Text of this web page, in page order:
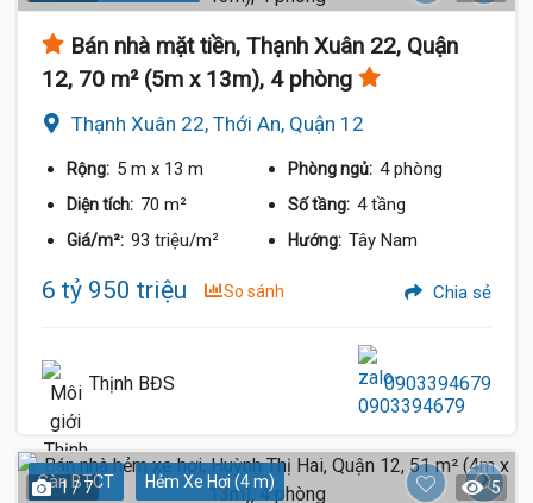
Bán nhà mặt tiền, Thạnh Xuân 22, Quận
12, 70 m² (5m x 13m), 4 phòng
Thạnh Xuân 22, Thới An, Quận 12
Rộng: 5 m x 13 m Phòng ngủ: 4 phòng
Diện tích: 70 m² Số tầng: 4 tầng
Giá/m²: 93 triệu/m² Hướng: Tây Nam
6 tỷ 950 triệu So sánh Chia sẻ
Thịnh BĐS 0903394679
Sàn BTCT Hẻm Xe Hơi (4 m)
1 / 7 5